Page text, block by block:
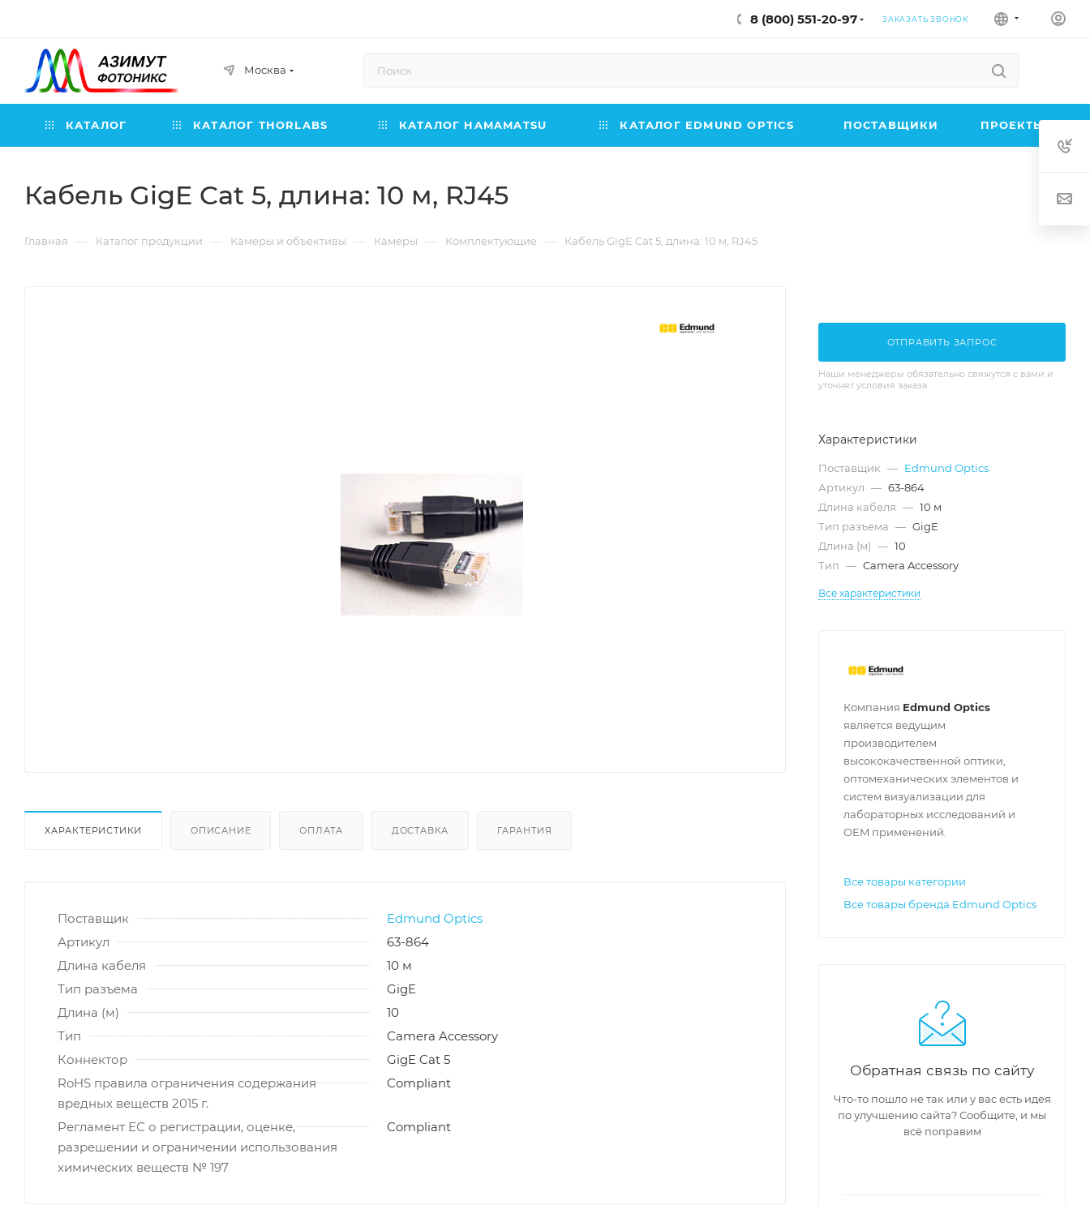
8 (800) 551-20-97 ЗАКАЗАТЬ ЗВОНОК
Москва
КАТАЛОГ КАТАЛОГ THORLABS КАТАЛОГ HAMAMATSU КАТАЛОГ EDMUND OPTICS ПОСТАВЩИКИ ПРОЕКТЫ
Кабель GigE Cat 5, длина: 10 м, RJ45
Главная — Каталог продукции — Камеры и объективы — Камеры — Комплектующие — Кабель GigE Cat 5, длина: 10 м, RJ45
ХАРАКТЕРИСТИКИ ОПИСАНИЕ ОПЛАТА ДОСТАВКА ГАРАНТИЯ
Поставщик
Edmund Optics
Артикул
63-864
Длина кабеля
10 м
Тип разъема
GigE
Длина (м)
10
Тип
Camera Accessory
Коннектор
GigE Cat 5
RoHS правила ограничения содержания
вредных веществ 2015 г.
Compliant
Регламент ЕС о регистрации, оценке,
разрешении и ограничении использования
химических веществ № 197
Compliant
ОТПРАВИТЬ ЗАПРОС
Наши менеджеры обязательно свяжутся с вами и
уточнят условия заказа
Характеристики
Поставщик — Edmund Optics
Артикул — 63-864
Длина кабеля — 10 м
Тип разъема — GigE
Длина (м) — 10
Тип — Camera Accessory
Все характеристики
Компания Edmund Optics
является ведущим
производителем
высококачественной оптики,
оптомеханических элементов и
систем визуализации для
лабораторных исследований и
OEM применений.
Все товары категории
Все товары бренда Edmund Optics
Обратная связь по сайту
Что-то пошло не так или у вас есть идея
по улучшению сайта? Сообщите, и мы
всё поправим